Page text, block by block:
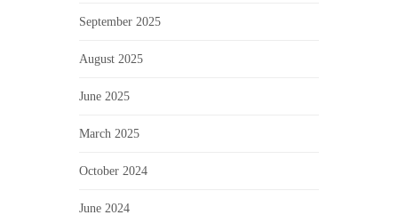
September 2025
August 2025
June 2025
March 2025
October 2024
June 2024